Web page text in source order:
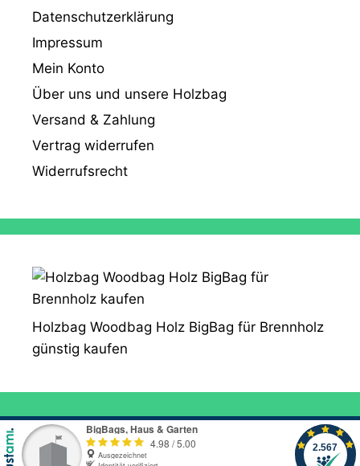
Datenschutzerklärung
Impressum
Mein Konto
Über uns und unsere Holzbag
Versand & Zahlung
Vertrag widerrufen
Widerrufsrecht
Holzbag Woodbag Holz BigBag für Brennholz
günstig kaufen